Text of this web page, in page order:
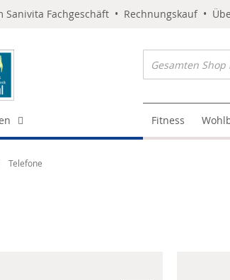
Sanivita Fachgeschäft • Rechnungskauf •
Fitness
Telefone